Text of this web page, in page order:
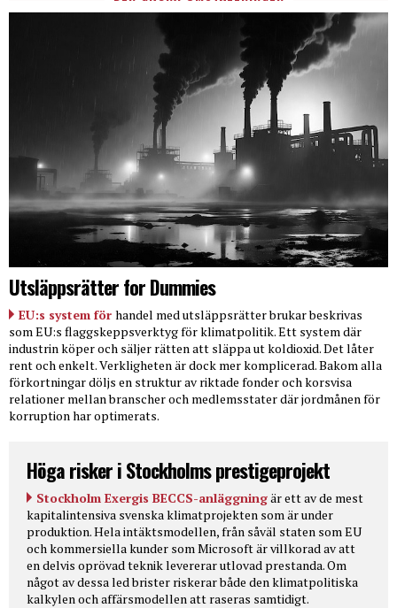
Utsläppsrätter for Dummies
EU:s system för handel med utsläppsrätter brukar beskrivas
som EU:s flaggskeppsverktyg för klimatpolitik. Ett system där
industrin köper och säljer rätten att släppa ut koldioxid. Det låter
rent och enkelt. Verkligheten är dock mer komplicerad. Bakom alla
förkortningar döljs en struktur av riktade fonder och korsvisa
relationer mellan branscher och medlemsstater där jordmånen för
korruption har optimerats.
Höga risker i Stockholms prestigeprojekt
Stockholm Exergis BECCS-anläggningär ett av de mest
kapitalintensiva svenska klimatprojekten som är under
produktion. Hela intäktsmodellen, från såväl staten som EU
och kommersiella kunder som Microsoft är villkorad av att
en delvis oprövad teknik levererar utlovad prestanda. Om
något av dessa led brister riskerar både den klimatpolitiska
kalkylen och affärsmodellen att raseras samtidigt.